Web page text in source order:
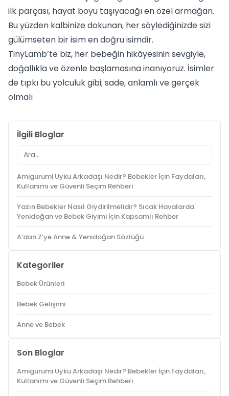
ilk parçası, hayat boyu taşıyacağı en özel armağan.
Bu yüzden kalbinize dokunan, her söylediğinizde sizi
gülümseten bir isim en doğru isimdir.
TinyLamb’te biz, her bebeğin hikâyesinin sevgiyle,
doğallıkla ve özenle başlamasına inanıyoruz. İsimler
de tıpkı bu yolculuk gibi; sade, anlamlı ve gerçek
olmalı
İlgili Bloglar
Amigurumi Uyku Arkadaşı Nedir? Bebekler İçin Faydaları,
Kullanımı ve Güvenli Seçim Rehberi
Yazın Bebekler Nasıl Giydirilmelidir? Sıcak Havalarda
Yenidoğan ve Bebek Giyimi İçin Kapsamlı Rehber
A’dan Z’ye Anne & Yenidoğan Sözlüğü
Kategoriler
Bebek Ürünleri
Bebek Gelişimi
Anne ve Bebek
Son Bloglar
Amigurumi Uyku Arkadaşı Nedir? Bebekler İçin Faydaları,
Kullanımı ve Güvenli Seçim Rehberi